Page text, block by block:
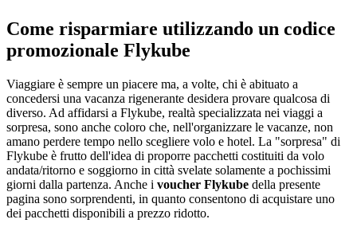
Come risparmiare utilizzando un codice
promozionale Flykube
Viaggiare è sempre un piacere ma, a volte, chi è abituato a
concedersi una vacanza rigenerante desidera provare qualcosa di
diverso. Ad affidarsi a Flykube, realtà specializzata nei viaggi a
sorpresa, sono anche coloro che, nell'organizzare le vacanze, non
amano perdere tempo nello scegliere volo e hotel. La "sorpresa" di
Flykube è frutto dell'idea di proporre pacchetti costituiti da volo
andata/ritorno e soggiorno in città svelate solamente a pochissimi
giorni dalla partenza. Anche i voucher Flykube della presente
pagina sono sorprendenti, in quanto consentono di acquistare uno
dei pacchetti disponibili a prezzo ridotto.